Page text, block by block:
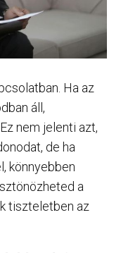
Ha az
áll,
nem jelenti azt,
de ha
könnyebben
a
tiszteletben az